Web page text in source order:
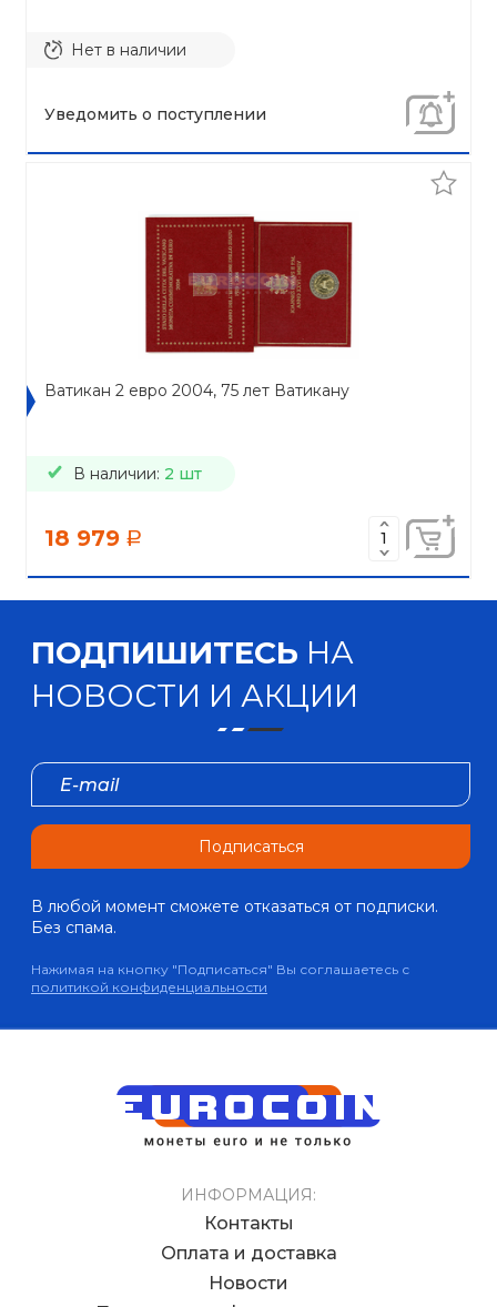
Нет в наличии
Уведомить о поступлении
Ватикан 2 евро 2004, 75 лет Ватикану
В наличии: 2 шт
18 979 a
ПОДПИШИТЕСЬ НА
НОВОСТИ И АКЦИИ
Подписаться
В любой момент сможете отказаться от подписки.
Без спама.
Нажимая на кнопку "Подписаться" Вы соглашаетесь с
политикой конфиденциальности
ИНФОРМАЦИЯ:
Контакты
Оплата и доставка
Новости